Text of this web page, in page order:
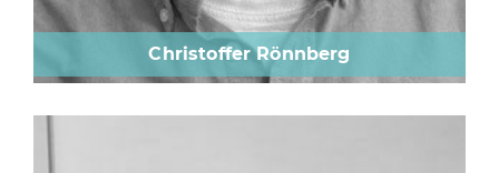
Christoffer Rönnberg